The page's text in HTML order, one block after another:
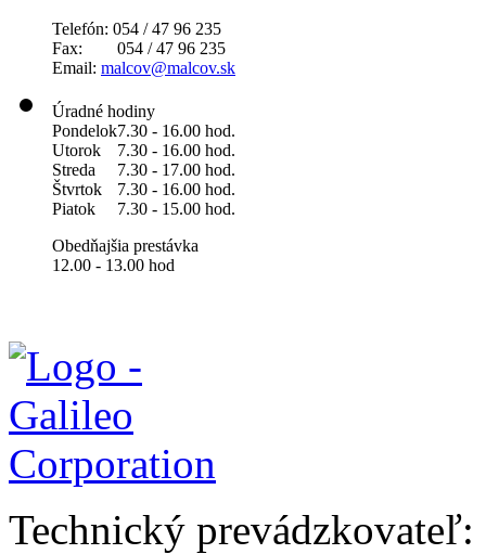
Telefón: 054 / 47 96 235
Fax: 054 / 47 96 235
Email: malcov@malcov.sk
Úradné hodiny
Pondelok7.30 - 16.00 hod.
Utorok
7.30 - 16.00 hod.
Streda
7.30 - 17.00 hod.
Štvrtok
7.30 - 16.00 hod.
Piatok
7.30 - 15.00 hod.
Obedňajšia prestávka
12.00 - 13.00 hod
Technický prevádzkovateľ: